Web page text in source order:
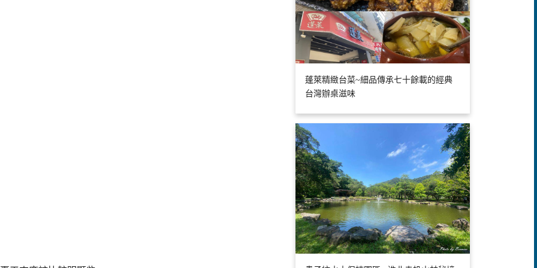
蓬萊精緻台菜~細品傳承七十餘載的經典
台灣辦桌滋味